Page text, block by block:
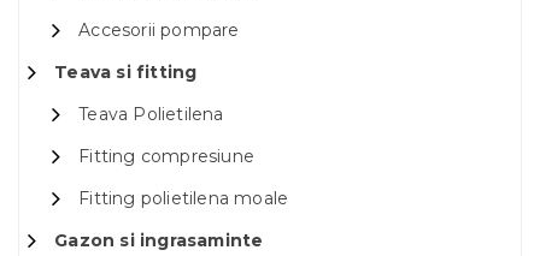
Accesorii pompare
Teava si fitting
Teava Polietilena
Fitting compresiune
Fitting polietilena moale
Gazon si ingrasaminte